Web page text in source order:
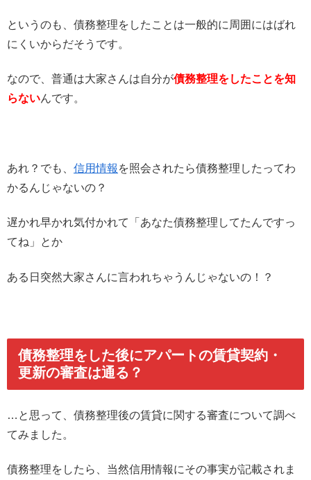
というのも、債務整理をしたことは一般的に周囲にはばれ
にくいからだそうです。
なので、普通は大家さんは自分が債務整理をしたことを知
らないんです。
あれ？でも、 信用情報 を照会されたら債務整理したってわ
かるんじゃないの？
遅かれ早かれ気付かれて「あなた債務整理してたんですっ
てね」とか
ある日突然大家さんに言われちゃうんじゃないの！？
債務整理をした後にアパートの賃貸契約・
更新の審査は通る？
…と思って、債務整理後の賃貸に関する審査について調べ
てみました。
債務整理をしたら、当然信用情報にその事実が記載されま